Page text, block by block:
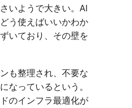
いようで大きい。AI
う使えばいいかわか
いており、その壁を
も整理され、不要な
なっているという。
のインフラ最適化が